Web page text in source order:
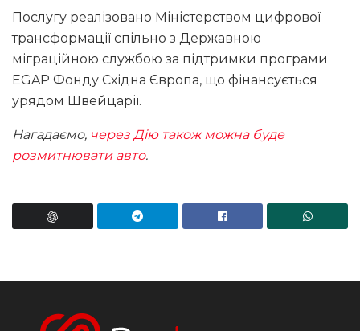
Послугу реалізовано Міністерством цифрової
трансформації спільно з Державною
міграційною службою за підтримки програми
EGAP Фонду Східна Європа, що фінансується
урядом Швейцарії.
Нагадаємо, через Дію також можна буде
розмитнювати авто.